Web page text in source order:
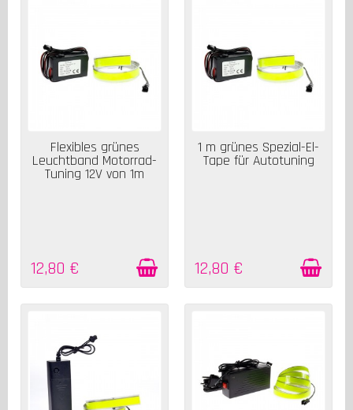
AUF LAGER
Flexibles grünes
Leuchtband Motorrad-
Tuning 12V von 1m
12,80 €
AUF LAGER
1 m grünes Spezial-El-
Tape für Autotuning
12,80 €